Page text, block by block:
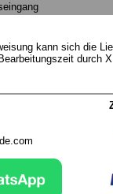
kann sich die
durch